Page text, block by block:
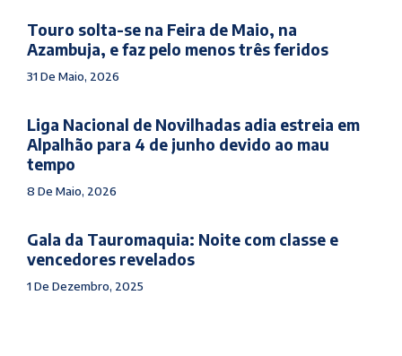
Touro solta-se na Feira de Maio, na
Azambuja, e faz pelo menos três feridos
31 De Maio, 2026
Liga Nacional de Novilhadas adia estreia em
Alpalhão para 4 de junho devido ao mau
tempo
8 De Maio, 2026
Gala da Tauromaquia: Noite com classe e
vencedores revelados
1 De Dezembro, 2025